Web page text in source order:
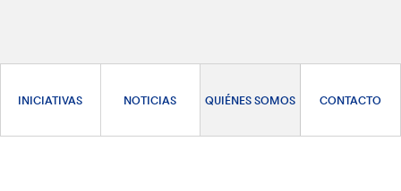
INICIATIVAS NOTICIAS QUIÉNES SOMOS CONTACTO